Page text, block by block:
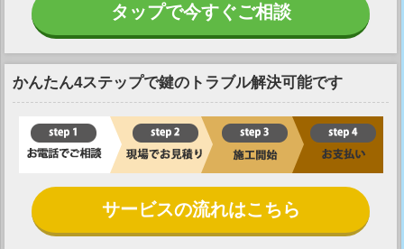
タップで今すぐご相談
かんたん4ステップで鍵のトラブル解決可能です
サービスの流れはこちら